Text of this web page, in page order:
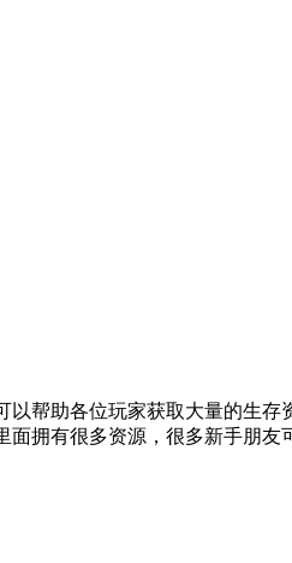
帮助各位玩家获取大量的生
拥有很多资源，很多新手朋